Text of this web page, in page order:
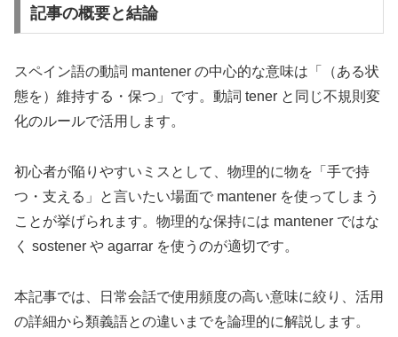
記事の概要と結論
スペイン語の動詞 mantener の中心的な意味は「（ある状
態を）維持する・保つ」です。動詞 tener と同じ不規則変
化のルールで活用します。
初心者が陥りやすいミスとして、物理的に物を「手で持
つ・支える」と言いたい場面で mantener を使ってしまう
ことが挙げられます。物理的な保持には mantener ではな
く sostener や agarrar を使うのが適切です。
本記事では、日常会話で使用頻度の高い意味に絞り、活用
の詳細から類義語との違いまでを論理的に解説します。